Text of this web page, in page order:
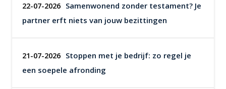
22-07-2026 Samenwonend zonder testament? Je
partner erft niets van jouw bezittingen
21-07-2026 Stoppen met je bedrijf: zo regel je
een soepele afronding